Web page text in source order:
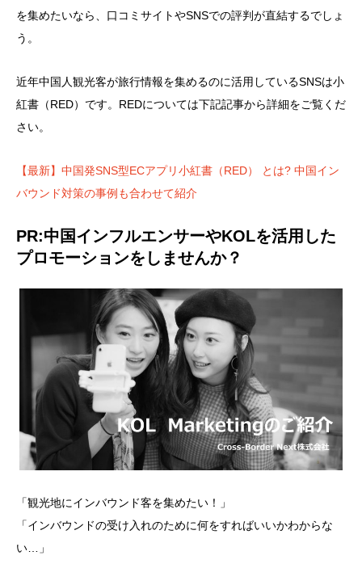
を集めたいなら、口コミサイトやSNSでの評判が直結するでしょ
う。
近年中国人観光客が旅行情報を集めるのに活用しているSNSは小
紅書（RED）です。REDについては下記記事から詳細をご覧くだ
さい。
【最新】中国発SNS型ECアプリ小紅書（RED） とは? 中国イン
バウンド対策の事例も合わせて紹介
PR:中国インフルエンサーやKOLを活用した
プロモーションをしませんか？
「観光地にインバウンド客を集めたい！」
「インバウンドの受け入れのために何をすればいいかわからな
い…」